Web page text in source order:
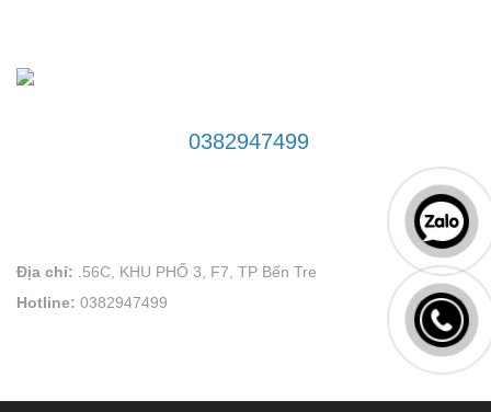
0382947499
Địa chỉ: .56C, KHU PHỐ 3, F7, TP Bến Tre
Hotline: 0382947499